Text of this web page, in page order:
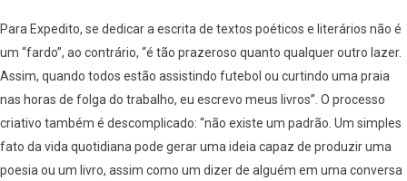
Para Expedito, se dedicar a escrita de textos poéticos e literários não é
um “fardo”, ao contrário, “é tão prazeroso quanto qualquer outro lazer.
Assim, quando todos estão assistindo futebol ou curtindo uma praia
nas horas de folga do trabalho, eu escrevo meus livros”. O processo
criativo também é descomplicado: “não existe um padrão. Um simples
fato da vida quotidiana pode gerar uma ideia capaz de produzir uma
poesia ou um livro, assim como um dizer de alguém em uma conversa